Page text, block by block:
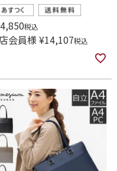
税込
会員様¥14,107税込